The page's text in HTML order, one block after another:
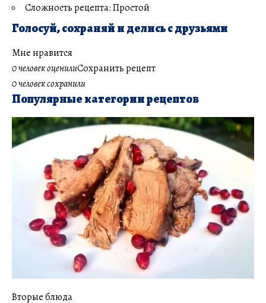
Сложность рецепта: Простой
Голосуй, сохраняй и делись с друзьями
Мне нравится
0 человек оценилиСохранить рецепт
0 человек сохранили
Популярные категории рецептов
Вторые блюда